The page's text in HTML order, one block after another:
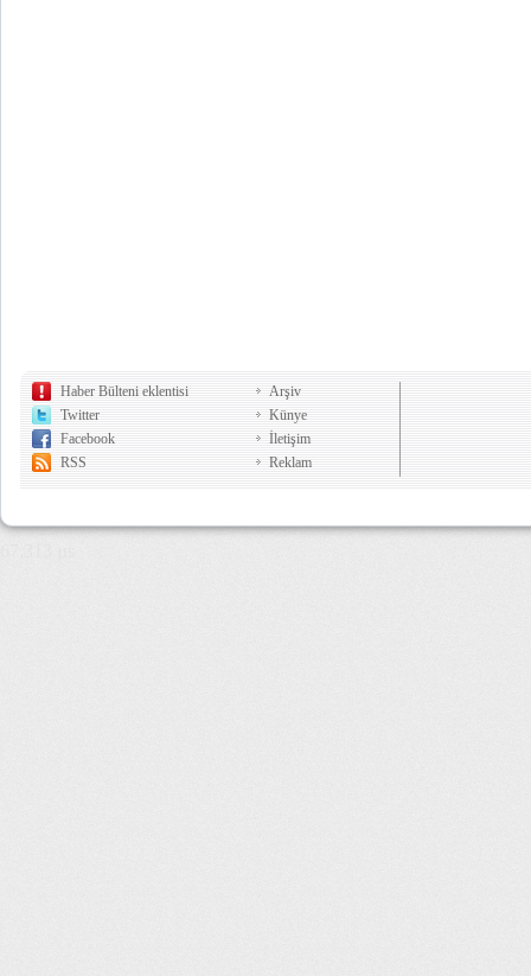
Haber Bülteni eklentisi
Twitter
Facebook
RSS
Arşiv
Künye
İletişim
Reklam